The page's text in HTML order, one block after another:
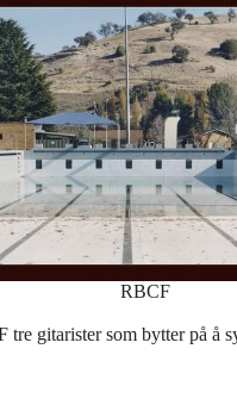
RBCF
gitarister som bytter på